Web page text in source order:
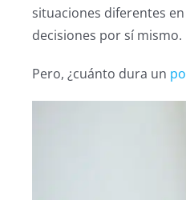
situaciones diferentes
decisiones por sí mismo.
Pero, ¿cuánto dura un